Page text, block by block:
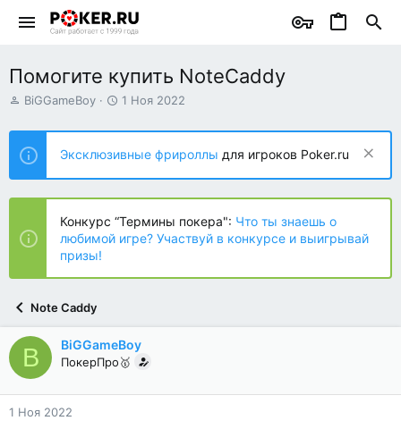
Помогите купить NoteCaddy
А
т
о
р
т
е
ы
BiGGameBoy
Д
т
н
а
ч
л
а
1 Ноя 2022
Эксклюзивные фрироллы для игроков Poker.ru
Конкурс “Термины покера": Что ты знаешь о
любимой игре? Участвуй в конкурсе и выигрывай
призы!
Note Caddy
B BiGGameBoy
ПокерПро🥇
1 Ноя 2022